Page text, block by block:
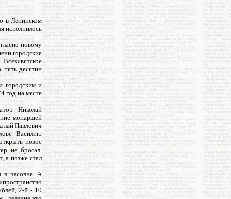
в Ленинском
исполнилось
новому
городские
десятин
городским и
год на месте
- Николай
монаршей
Павлович
Василию
новое
не бросал.
а позже стал
в часовне. А
2-й - 10